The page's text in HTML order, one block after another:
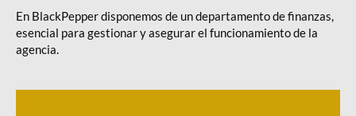
En BlackPepper disponemos de un departamento de finanzas,
esencial para gestionar y asegurar el funcionamiento de la
agencia.